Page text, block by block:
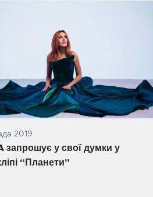
2019
запрошує у свої думки у
“Планети”